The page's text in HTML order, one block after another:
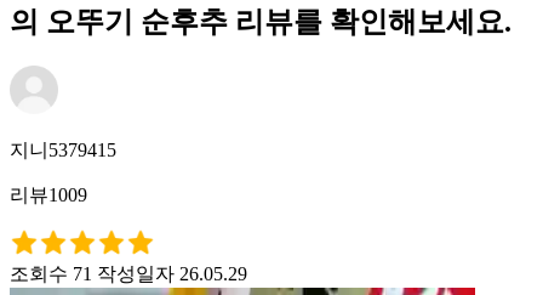
의 오뚜기 순후추 리뷰를 확인해보세요.
지니5379415
리뷰1009
조회수 71 작성일자 26.05.29